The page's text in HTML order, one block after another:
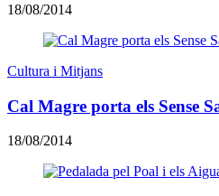
18/08/2014
Cultura i Mitjans
Cal Magre porta els Sense
18/08/2014